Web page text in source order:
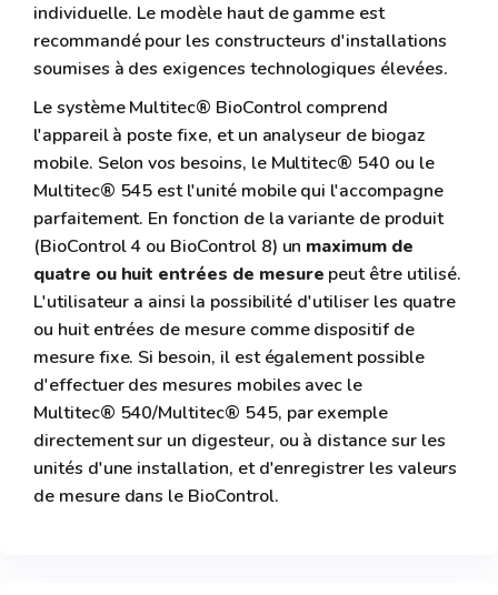
individuelle. Le modèle haut de gamme est
recommandé pour les constructeurs d'installations
soumises à des exigences technologiques élevées.
Le système Multitec® BioControl comprend
l'appareil à poste fixe, et un analyseur de biogaz
mobile. Selon vos besoins, le Multitec® 540 ou le
Multitec® 545 est l'unité mobile qui l'accompagne
parfaitement. En fonction de la variante de produit
(BioControl 4 ou BioControl 8) un maximum de
quatre ou huit entrées de mesure peut être utilisé.
L'utilisateur a ainsi la possibilité d'utiliser les quatre
ou huit entrées de mesure comme dispositif de
mesure fixe. Si besoin, il est également possible
d'effectuer des mesures mobiles avec le
Multitec® 540/Multitec® 545, par exemple
directement sur un digesteur, ou à distance sur les
unités d'une installation, et d'enregistrer les valeurs
de mesure dans le BioControl.